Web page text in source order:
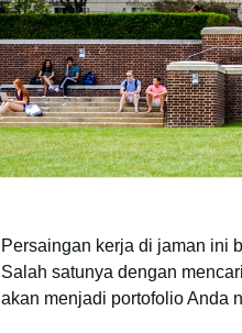
Persaingan kerja di jaman ini
Salah satunya dengan
akan menjadi portofolio Anda